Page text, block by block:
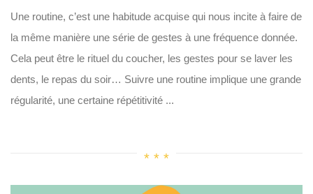
Une routine, c’est une habitude acquise qui nous incite à faire de
la même manière une série de gestes à une fréquence donnée.
Cela peut être le rituel du coucher, les gestes pour se laver les
dents, le repas du soir… Suivre une routine implique une grande
régularité, une certaine répétitivité ...